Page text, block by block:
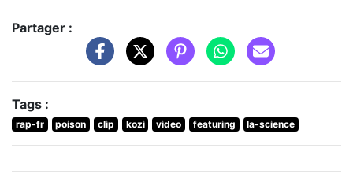
Partager :
Tags :
rap-fr poison clip kozi video featuring la-science